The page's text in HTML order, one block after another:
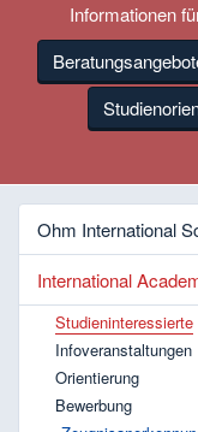
Informationen
Ohm International
International
Studieninteressierte
Infoveranstaltungen
Orientierung
Bewerbung